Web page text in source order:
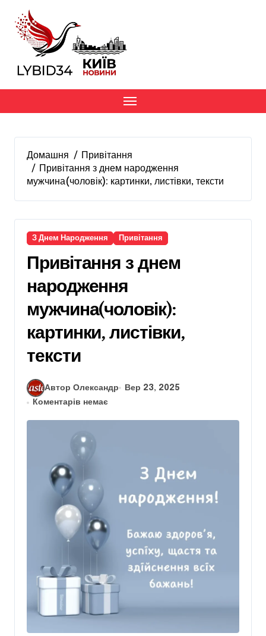
вмісту
Домашня
Привітання
Привітання з днем народження
мужчина(чоловік): картинки, листівки, тексти
З Днем Народження Привітання
Привітання з днем
народження
мужчина(чоловік):
картинки, листівки,
тексти
Автор Олександр
Вер 23, 2025
Коментарів немає